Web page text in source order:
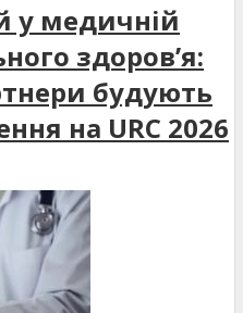
у медичній
здоров’я:
будують
на URC 2026